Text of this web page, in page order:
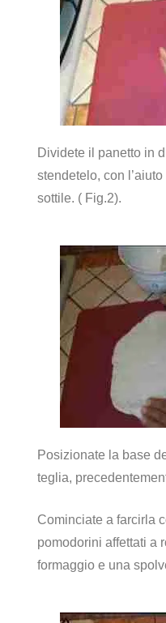
Dividete il panetto in
stendetelo, con
sottile. ( Fig.2).
Posizionate la base
teglia,
Cominciate a farcirla
pomodorini affettati a
formaggio e una